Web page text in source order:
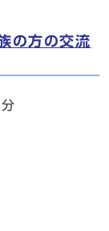
の方の交流